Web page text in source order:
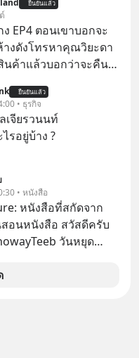
ชื่อว่า UNHEARD
มียอดรับชมกว่า 26
ยืนยันแล้ว
ง EP4 ตอนเขาบอกจะ
างดังโทรหาคุณวิยะดา
นค้าแล้วบอกว่าจะคืน
เขาบอกว่าจะได้เงิน
#Cybersecurity #เตือน
ยืนยันแล้ว
• ธุรกิจ
เจียรวนนท์
รอยู่บ้าง ?
• หนังสือ
หนังสือที่สกัดจาก
อนหนังสือ สวัสดีครับ
วันหยุด
คำถามว่า